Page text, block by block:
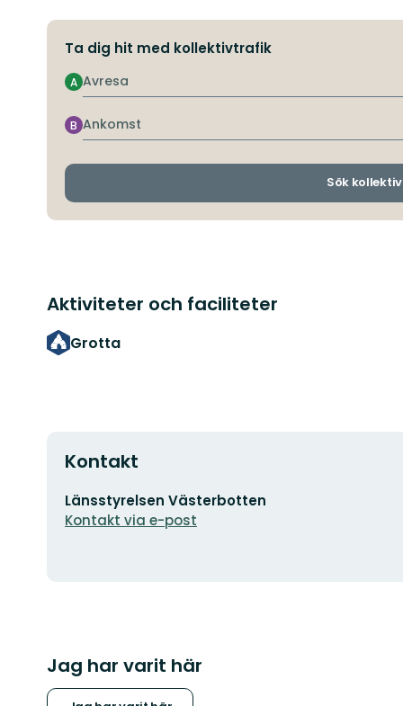
Ta dig hit med kollektivtrafik
Avresa
A
Ankomst
B
Sök
Aktiviteter och faciliteter
Grotta
Kontakt
E-
postadress
Länsstyrelsen Västerbotten
Kontakt via e-post
Jag har varit här